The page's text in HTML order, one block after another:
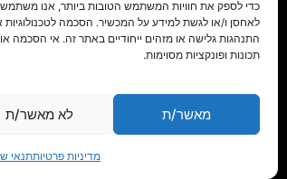
לאחסן ו/או לגשת למידע על המכשיר. הסכמה לטכנולוגיות
התנהגות גלישה או מזהים ייחודיים באתר זה. אי הסכמה
תכונות ופונקציות מסוימות.
מאשר/ת לא מאשר/ת
מדיניות פרטיותתנאי